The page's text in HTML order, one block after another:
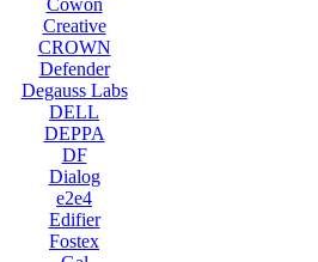
Cowon
Creative
CROWN
Defender
Degauss Labs
DELL
DEPPA
DF
Dialog
e2e4
Edifier
Fostex